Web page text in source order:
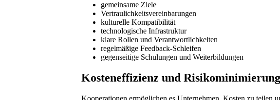
gemeinsame Ziele
Vertraulichkeitsvereinbarungen
kulturelle Kompatibilität
technologische Infrastruktur
klare Rollen und Verantwortlichkeiten
regelmäßige Feedback-Schleifen
gegenseitige Schulungen und Weiterbildungen
Kosteneffizienz und Risikominimierung
Kooperationen ermöglichen es Unternehmen, Kosten zu teilen